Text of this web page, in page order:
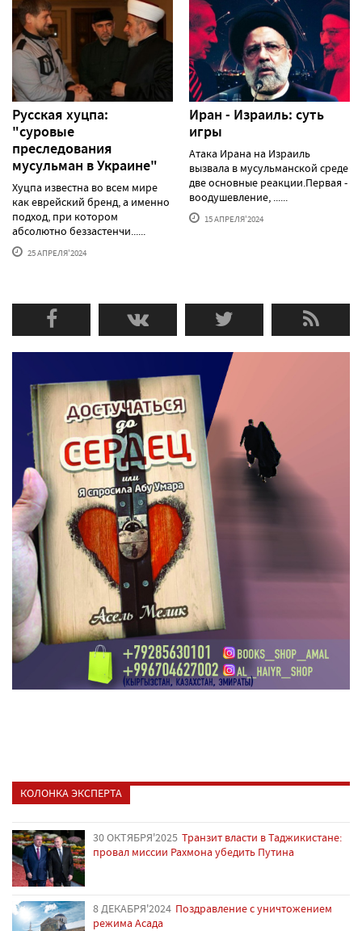
Русская хуцпа:
"суровые
преследования
мусульман в Украине"
Хуцпа известна во всем мире
как еврейский бренд, а именно
подход, при котором
абсолютно беззастенчи......
25 АПРЕЛЯ'2024
Иран - Израиль: суть
игры
Атака Ирана на Израиль
вызвала в мусульманской среде
две основные реакции.Первая -
воодушевление, ......
15 АПРЕЛЯ'2024
КОЛОНКА ЭКСПЕРТА
30 ОКТЯБРЯ'2025 Транзит власти в Таджикистане:
провал миссии Рахмона убедить Путина
8 ДЕКАБРЯ'2024 Поздравление с уничтожением
режима Асада